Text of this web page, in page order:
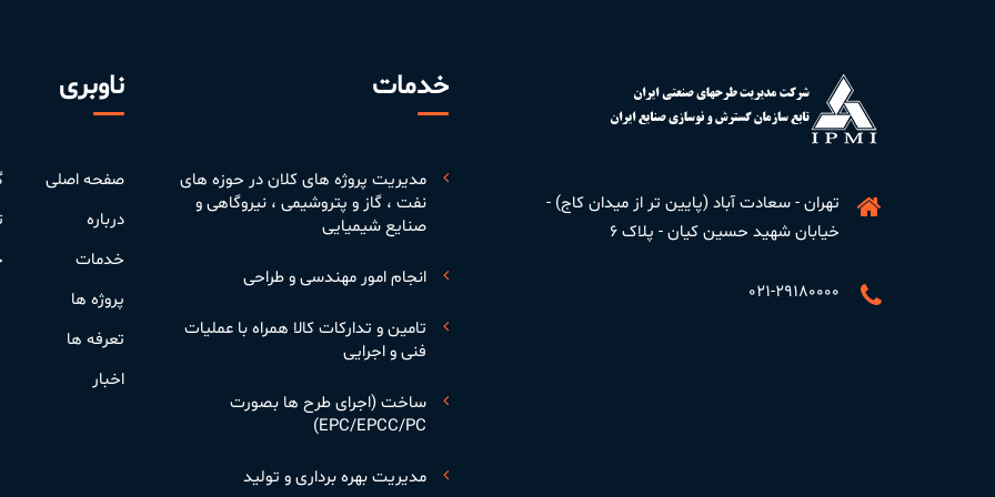
تهران - سعادت آباد (پایین تر از میدان کاج) -
خیابان شهید حسین کیان - پلاک ۶
۰۲۱-۲۹۱۸۰۰۰۰
خدمات
مدیریت پروژه های کلان در حوزه های
نفت ، گاز و پتروشیمی ، نیروگاهی و
صنایع شیمیایی
انجام امور مهندسی و طراحی
تامین و تدارکات کالا همراه با عملیات
فنی و اجرایی
ساخت (اجرای طرح ها بصورت
EPC/EPCC/PC)
مدیریت بهره برداری و تولید
ناوبری
صفحه اصلی
درباره
خدمات
پروژه ها
تعرفه ها
اخبار